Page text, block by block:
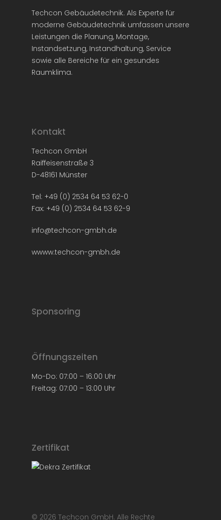
Techcon Gebäudetechnik. Als Experte für
moderne Gebäudetechnik umfassen unsere
Leistungen die Planung, Montage,
Instandsetzung, Instandhaltung, Service
sowie alle Bereiche für ein gesundes
Raumklima.
Kontakt
Techcon GmbH
Raiffeisenstraße 3
D-48161 Münster
Tel: +49 (0) 2534 64 53 62-0
Fax: +49 (0) 2534 64 53 62-9
info@techcon-gmbh.de
wwww.techcon-gmbh.de
Sponsoring
Öffnungszeiten
Mo-Do: 07:00 – 16:00 Uhr
Freitag: 07:00 – 13:00 Uhr
Zertifikat
© 2026 Techcon GmbH. Alle Rechte